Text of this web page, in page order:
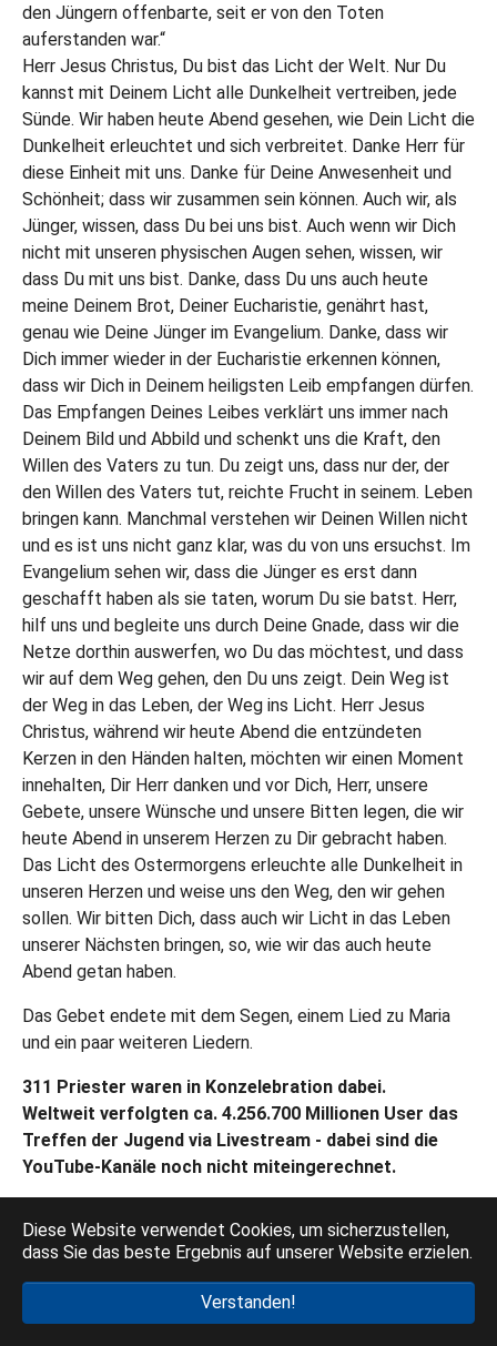
Diese Website verwendet Cookies, um sicherzustellen,
dass Sie das beste Ergebnis auf unserer Website erzielen.
Verstanden!
den Jüngern offenbarte, seit er von den Toten
auferstanden war.“
Herr Jesus Christus, Du bist das Licht der Welt. Nur Du
kannst mit Deinem Licht alle Dunkelheit vertreiben, jede
Sünde. Wir haben heute Abend gesehen, wie Dein Licht die
Dunkelheit erleuchtet und sich verbreitet. Danke Herr für
diese Einheit mit uns. Danke für Deine Anwesenheit und
Schönheit; dass wir zusammen sein können. Auch wir, als
Jünger, wissen, dass Du bei uns bist. Auch wenn wir Dich
nicht mit unseren physischen Augen sehen, wissen, wir
dass Du mit uns bist. Danke, dass Du uns auch heute
meine Deinem Brot, Deiner Eucharistie, genährt hast,
genau wie Deine Jünger im Evangelium. Danke, dass wir
Dich immer wieder in der Eucharistie erkennen können,
dass wir Dich in Deinem heiligsten Leib empfangen dürfen.
Das Empfangen Deines Leibes verklärt uns immer nach
Deinem Bild und Abbild und schenkt uns die Kraft, den
Willen des Vaters zu tun. Du zeigt uns, dass nur der, der
den Willen des Vaters tut, reichte Frucht in seinem. Leben
bringen kann. Manchmal verstehen wir Deinen Willen nicht
und es ist uns nicht ganz klar, was du von uns ersuchst. Im
Evangelium sehen wir, dass die Jünger es erst dann
geschafft haben als sie taten, worum Du sie batst. Herr,
hilf uns und begleite uns durch Deine Gnade, dass wir die
Netze dorthin auswerfen, wo Du das möchtest, und dass
wir auf dem Weg gehen, den Du uns zeigt. Dein Weg ist
der Weg in das Leben, der Weg ins Licht. Herr Jesus
Christus, während wir heute Abend die entzündeten
Kerzen in den Händen halten, möchten wir einen Moment
innehalten, Dir Herr danken und vor Dich, Herr, unsere
Gebete, unsere Wünsche und unsere Bitten legen, die wir
heute Abend in unserem Herzen zu Dir gebracht haben.
Das Licht des Ostermorgens erleuchte alle Dunkelheit in
unseren Herzen und weise uns den Weg, den wir gehen
sollen. Wir bitten Dich, dass auch wir Licht in das Leben
unserer Nächsten bringen, so, wie wir das auch heute
Abend getan haben.
Das Gebet endete mit dem Segen, einem Lied zu Maria
und ein paar weiteren Liedern.
311 Priester waren in Konzelebration dabei.
Weltweit verfolgten ca. 4.256.700 Millionen User das
Treffen der Jugend via Livestream - dabei sind die
YouTube-Kanäle noch nicht miteingerechnet.
Videos vom Montag:
www.medjugorje.de/mediathek/videos/
des-rosenkranzes-auf-dem-